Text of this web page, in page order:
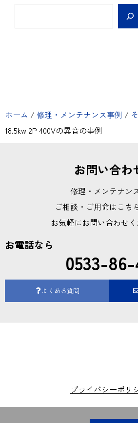
ホーム / 修理・メンテナンス事例 /
18.5kw 2P 400Vの異音の事例
お問い合わ
修理・メンテナン
ご相談・ご用命はこち
お気軽にお問い合わせく
お電話なら
0533-
よくある質問
プライバシーポリ